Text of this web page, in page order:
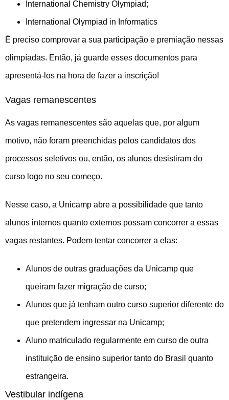
International Chemistry Olympiad;
International Olympiad in Informatics
É preciso comprovar a sua participação e premiação nessas
olimpíadas. Então, já guarde esses documentos para
apresentá-los na hora de fazer a inscrição!
Vagas remanescentes
As vagas remanescentes são aquelas que, por algum
motivo, não foram preenchidas pelos candidatos dos
processos seletivos ou, então, os alunos desistiram do
curso logo no seu começo.
Nesse caso, a Unicamp abre a possibilidade que tanto
alunos internos quanto externos possam concorrer a essas
vagas restantes. Podem tentar concorrer a elas:
Alunos de outras graduações da Unicamp que
queiram fazer migração de curso;
Alunos que já tenham outro curso superior diferente do
que pretendem ingressar na Unicamp;
Aluno matriculado regularmente em curso de outra
instituição de ensino superior tanto do Brasil quanto
estrangeira.
Vestibular indígena